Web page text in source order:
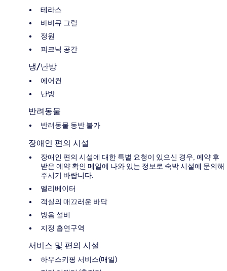
테라스
바비큐 그릴
정원
피크닉 공간
냉/난방
에어컨
난방
반려동물
반려동물 동반 불가
장애인 편의 시설
장애인 편의 시설에 대한 특별 요청이 있으신 경우, 예약 후
받은 예약 확인 메일에 나와 있는 정보로 숙박 시설에 문의해
주시기 바랍니다.
엘리베이터
객실의 매끄러운 바닥
방음 설비
지정 흡연구역
서비스 및 편의 시설
하우스키핑 서비스(매일)